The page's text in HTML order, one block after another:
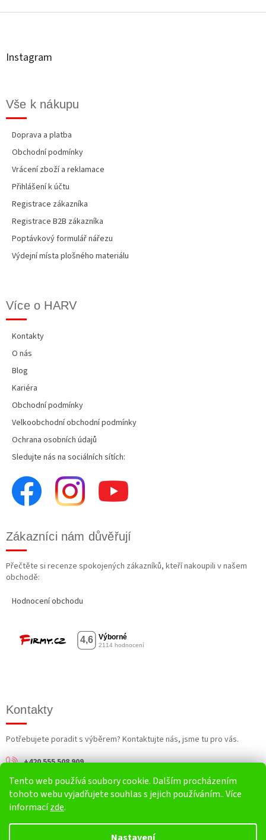
Tento web používá soubory cookie. Dalším procházením
tohoto webu vyjadřujete souhlas s jejich používáním.. Více
informacízde.
d
á
Instagram
Vše k nákupu
Doprava a platba
Obchodní podmínky
Vrácení zboží a reklamace
Přihlášení k účtu
Registrace zákazníka
Registrace B2B zákazníka
Poptávkový formulář nářezu
Výdejní místa plošného materiálu
Více o HARV
Kontakty
O nás
Blog
Kariéra
Obchodní podmínky
Velkoobchodní obchodní podmínky
Ochrana osobních údajů
Sledujte nás na sociálních sítích:
Zákazníci nám důvěřují
Přečtěte si recenze spokojených zákazníků, kteří nakoupili v našem
obchodě:
Hodnocení obchodu
Kontakty
Potřebujete poradit s výběrem? Kontaktujte nás, jsme tu pro vás.
+420 555 508 909
info@harv.cz